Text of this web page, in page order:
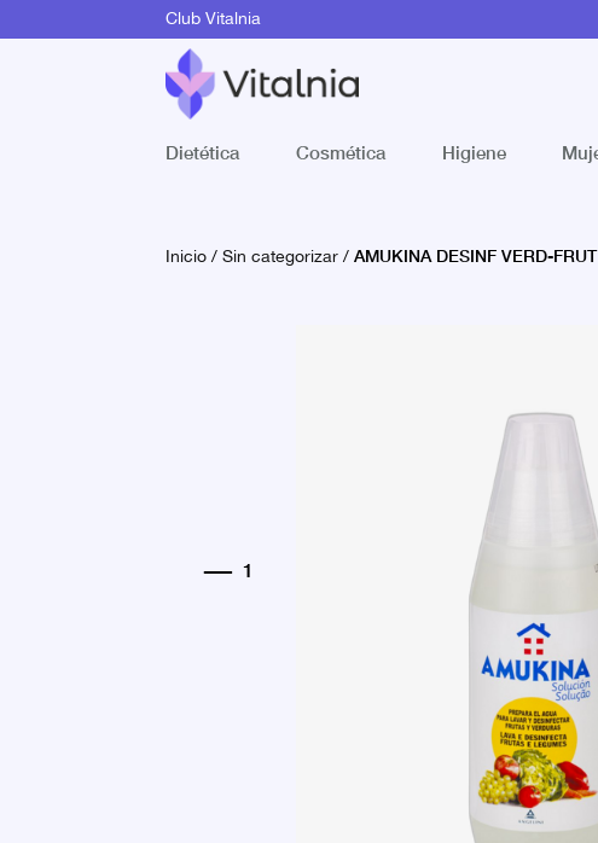
Club Vitalnia
Dietética Cosmética Higiene
Inicio/Sin categorizar/ AMUKINA DESINF VERD-